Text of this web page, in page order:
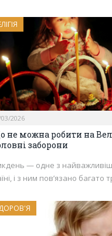
2026
не можна робити на
заборони
— одне з
і з ним пов’язано багато